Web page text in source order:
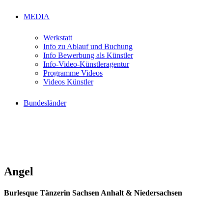
MEDIA
Werkstatt
Info zu Ablauf und Buchung
Info Bewerbung als Künstler
Info-Video-Künstleragentur
Programme Videos
Videos Künstler
Bundesländer
Angel
Burlesque Tänzerin Sachsen Anhalt & Niedersachsen